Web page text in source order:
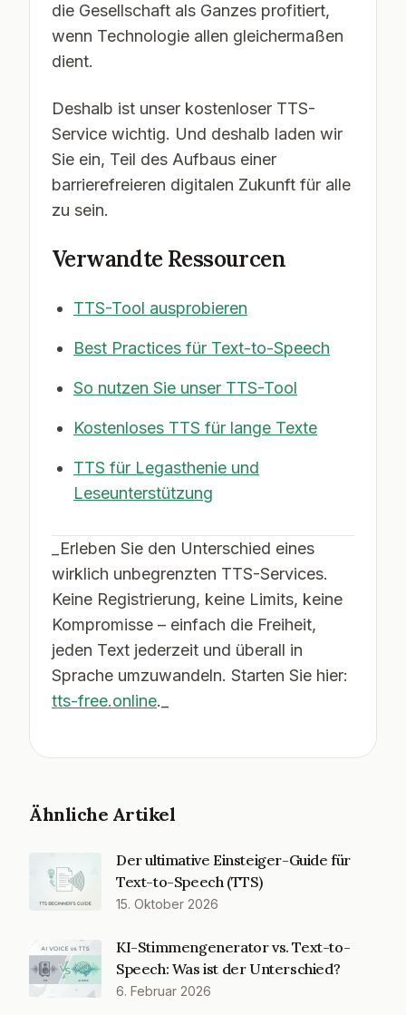
die Gesellschaft als Ganzes profitiert,
wenn Technologie allen gleichermaßen
dient.
Deshalb ist unser kostenloser TTS-
Service wichtig. Und deshalb laden wir
Sie ein, Teil des Aufbaus einer
barrierefreieren digitalen Zukunft für alle
zu sein.
Verwandte Ressourcen
TTS-Tool ausprobieren
Best Practices für Text-to-Speech
So nutzen Sie unser TTS-Tool
Kostenloses TTS für lange Texte
TTS für Legasthenie und
Leseunterstützung
_Erleben Sie den Unterschied eines
wirklich unbegrenzten TTS-Services.
Keine Registrierung, keine Limits, keine
Kompromisse – einfach die Freiheit,
jeden Text jederzeit und überall in
Sprache umzuwandeln. Starten Sie hier:
tts-free.online._
Ähnliche Artikel
Der ultimative Einsteiger-Guide für
Text-to-Speech (TTS)
15. Oktober 2026
KI-Stimmengenerator vs. Text-to-
Speech: Was ist der Unterschied?
6. Februar 2026